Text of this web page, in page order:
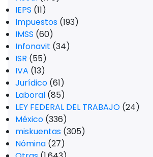
IEPS (11)
Impuestos (193)
IMSS (60)
Infonavit (34)
ISR (55)
IVA (13)
Jurídico (61)
Laboral (85)
LEY FEDERAL DEL TRABAJO (24)
México (336)
miskuentas (305)
Nómina (27)